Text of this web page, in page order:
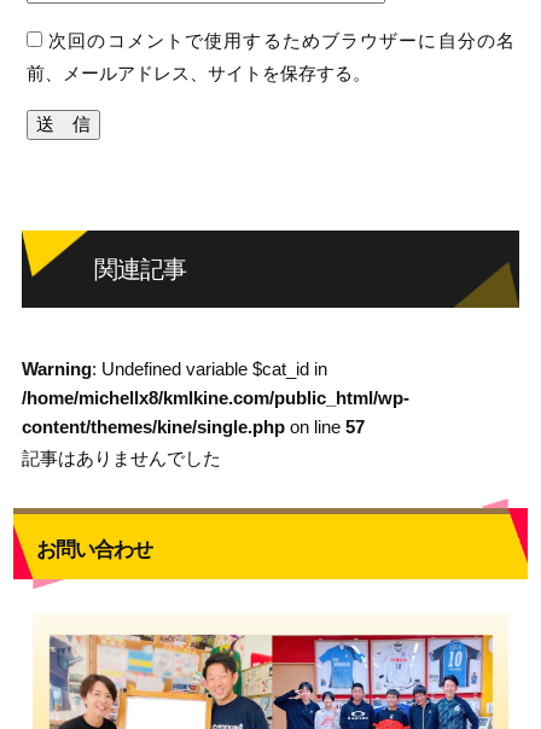
次回のコメントで使用するためブラウザーに自分の名
前、メールアドレス、サイトを保存する。
関連記事
Warning: Undefined variable $cat_id in
/home/michellx8/kmlkine.com/public_html/wp-
content/themes/kine/single.phpon line 57
記事はありませんでした
お問い合わせ